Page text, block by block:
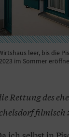
leer, bis die
im Sommer
Rettung des
filmisch